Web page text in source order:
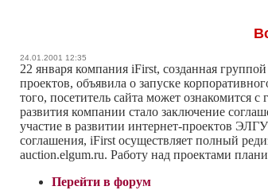
24.01.2001 12:35
22 января компания iFirst, созданная
проектов, объявила о запуске
того, посетитель сайта может
развития компании стало заключение
участие в развитии интернет-проектов
соглашения, iFirst осуществляет полный
auction.elgum.ru. Работу над проектами
Перейти в форум